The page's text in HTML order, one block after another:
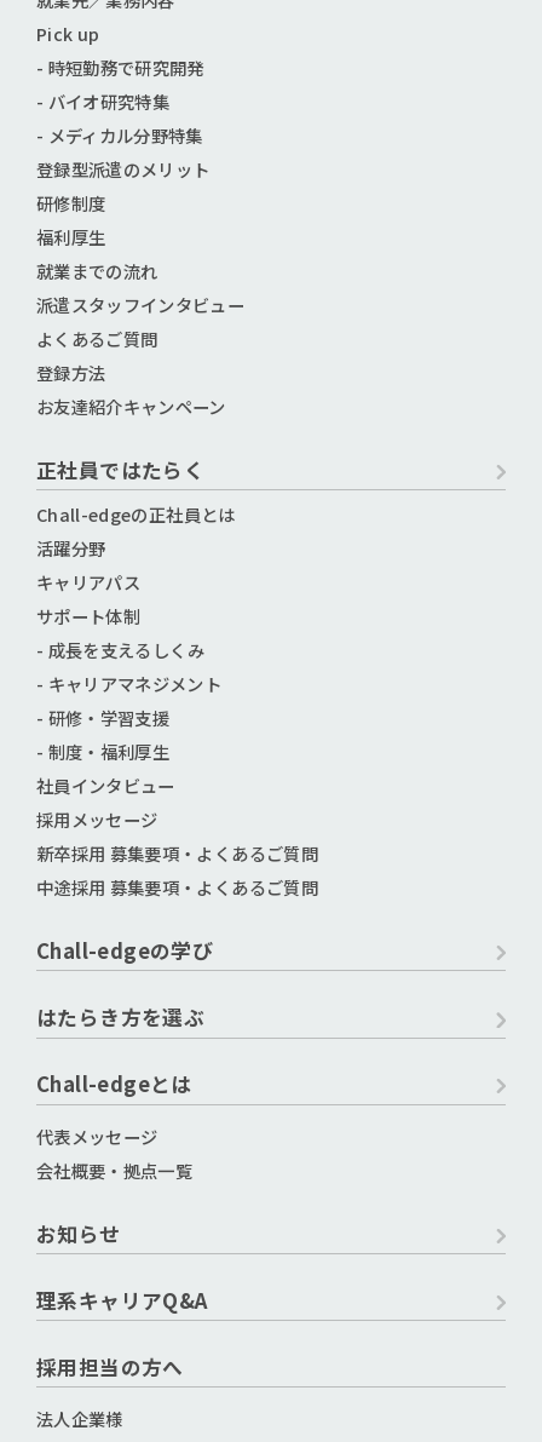
Pick up
- 時短勤務で研究開発
- バイオ研究特集
- メディカル分野特集
登録型派遣のメリット
研修制度
福利厚生
就業までの流れ
派遣スタッフインタビュー
よくあるご質問
登録方法
お友達紹介キャンペーン
正社員ではたらく
Chall-edgeの正社員とは
活躍分野
キャリアパス
サポート体制
- 成長を支えるしくみ
- キャリアマネジメント
- 研修・学習支援
- 制度・福利厚生
社員インタビュー
採用メッセージ
新卒採用 募集要項・よくあるご質問
中途採用 募集要項・よくあるご質問
Chall-edgeの学び
はたらき方を選ぶ
Chall-edgeとは
代表メッセージ
会社概要・拠点一覧
お知らせ
理系キャリアQ&A
採用担当の方へ
法人企業様